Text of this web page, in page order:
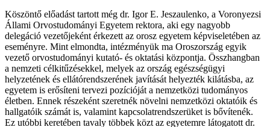
Köszöntő előadást tartott még dr. Igor E. Jeszaulenko, a Voronyezsi
Állami Orvostudományi Egyetem rektora, aki egy nagyobb
delegáció vezetőjeként érkezett az orosz egyetem képviseletében az
eseményre. Mint elmondta, intézményük ma Oroszország egyik
vezető orvostudományi kutató- és oktatási központja. Összhangban
a nemzeti célkitűzésekkel, melyek az ország egészségügyi
helyzetének és ellátórendszerének javítását helyezték kilátásba, az
egyetem is erősíteni tervezi pozícióját a nemzetközi tudományos
életben. Ennek részeként szeretnék növelni nemzetközi oktatóik és
hallgatóik számát is, valamint kapcsolatrendszerüket is bővítenék.
Ez utóbbi keretében tavaly többek közt az egyetemre látogatott dr.